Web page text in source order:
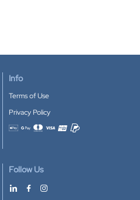
Info
Terms of Use
Privacy Policy
Accepted payment methods
Follow Us